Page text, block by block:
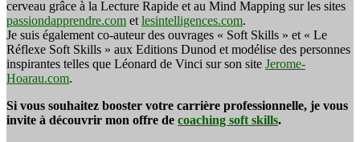
cerveau grâce à la Lecture Rapide et au Mind Mapping sur les sites
passiondapprendre.com et lesintelligences.com.
Je suis également co-auteur des ouvrages « Soft Skills » et « Le
Réflexe Soft Skills » aux Editions Dunod et modélise des personnes
inspirantes telles que Léonard de Vinci sur son site Jerome-
Hoarau.com.
Si vous souhaitez booster votre carrière professionnelle, je vous
invite à découvrir mon offre de coaching soft skills.